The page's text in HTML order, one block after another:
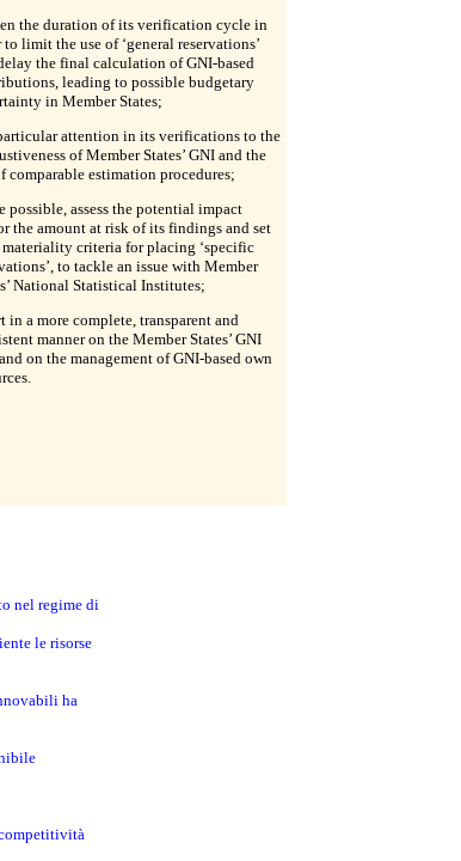
the duration of its verification cycle in
to limit the use of ‘general reservations’
the final calculation of GNI-based
leading to possible budgetary
in Member States;
attention in its verifications to the
of Member States’ GNI and the
comparable estimation procedures;
possible, assess the potential impact
the amount at risk of its findings and set
materiality criteria for placing ‘specific
to tackle an issue with Member
National Statistical Institutes;
in a more complete, transparent and
manner on the Member States’ GNI
on the management of GNI-based own
nel regime di
le risorse
ha